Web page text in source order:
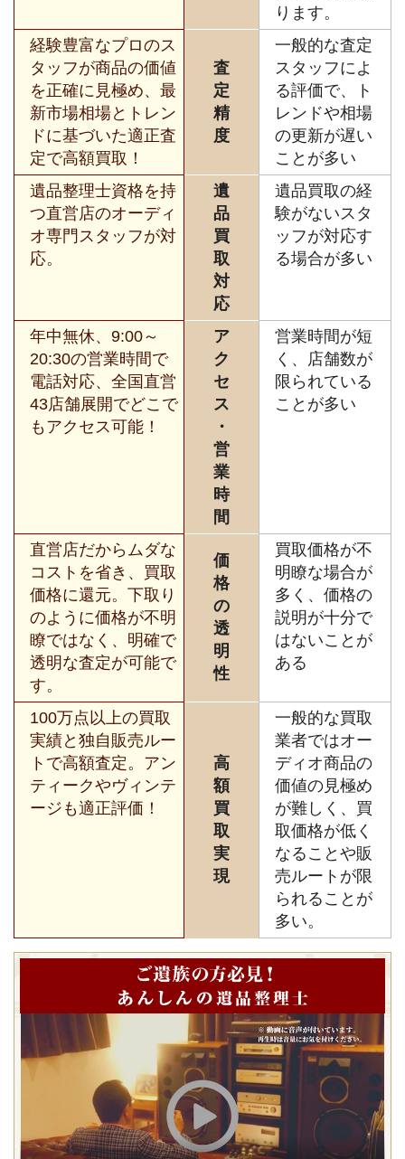
ります。
経験豊富なプロのス
タッフが商品の価値
を正確に見極め、最
新市場相場とトレン
ドに基づいた適正査
定で高額買取！
査
定
精
度
一般的な査定
スタッフによ
る評価で、ト
レンドや相場
の更新が遅い
ことが多い
遺品整理士資格を持
つ直営店のオーディ
オ専門スタッフが対
応。
遺
品
買
取
対
応
遺品買取の経
験がないスタ
ッフが対応す
る場合が多い
年中無休、9:00～
20:30の営業時間で
電話対応、全国直営
43店舗展開でどこで
もアクセス可能！
ア
ク
セ
ス
・
営
業
時
間
営業時間が短
く、店舗数が
限られている
ことが多い
直営店だからムダな
コストを省き、買取
価格に還元。下取り
のように価格が不明
瞭ではなく、明確で
透明な査定が可能で
す。
価
格
の
透
明
性
買取価格が不
明瞭な場合が
多く、価格の
説明が十分で
はないことが
ある
100万点以上の買取
実績と独自販売ルー
トで高額査定。アン
ティークやヴィンテ
ージも適正評価！
高
額
買
取
実
現
一般的な買取
業者ではオー
ディオ商品の
価値の見極め
が難しく、買
取価格が低く
なることや販
売ルートが限
られることが
多い。